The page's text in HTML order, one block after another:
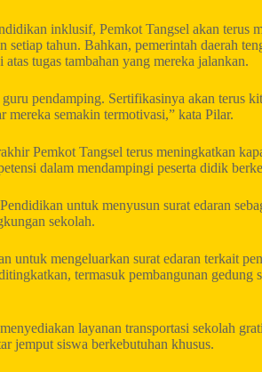
inklusif, Pemkot Tangsel akan terus
setiap tahun. Bahkan, pemerintah daerah
tugas tambahan yang mereka jalankan.
pendamping. Sertifikasinya akan terus
mereka semakin termotivasi,” kata Pilar.
Pemkot Tangsel terus meningkatkan
dalam mendampingi peserta didik
untuk menyusun surat edaran
sekolah.
untuk mengeluarkan surat edaran terkait
termasuk pembangunan gedung
layanan transportasi sekolah
jemput siswa berkebutuhan khusus.